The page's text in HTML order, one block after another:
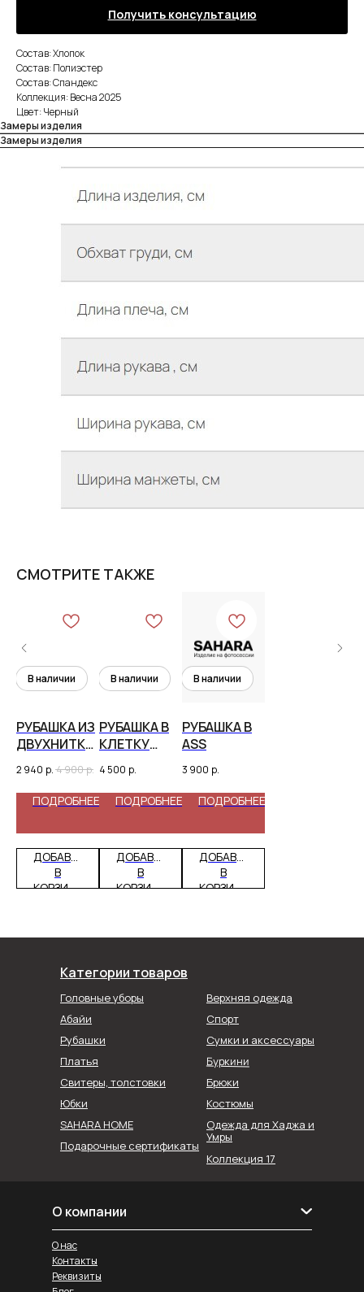
Получить консультацию
Состав: Хлопок
Состав: Полиэстер
Состав: Спандекс
Коллекция: Весна 2025
Цвет: Черный
Замеры изделия
Замеры изделия
СМОТРИТЕ ТАКЖЕ
РУБАШКА ИЗ
ДВУХНИТКИ
2 940 р. 4 900р.
ПОДРОБНЕЕ
ДОБАВИТЬ
В
КОРЗИНУ
РУБАШКА В
КЛЕТКУ
4 500 р.
ПОДРОБНЕЕ
ДОБАВИТЬ
В
КОРЗИНУ
РУБАШКА В
АSS
3 900 р.
ПОДРОБНЕЕ
ДОБАВИТЬ
В
КОРЗИНУ
Категории товаров
Головные уборы
Абайи
Рубашки
Коллекция 17
Спорт
Верхняя одежда
Сумки и аксессуары
Юбки
Брюки
SAHARA HOME
Платья
Свитеры, толстовки
Буркини
Костюмы
Подарочные сертификаты
Одежда для Хаджа и
Умры
О компании
Реквизиты
О нас
Контакты